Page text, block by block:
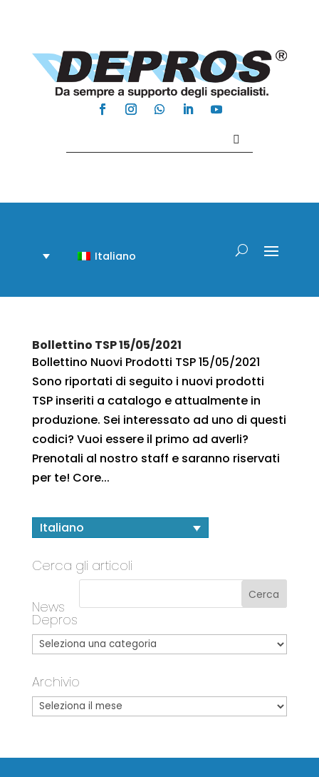
Italiano
Bollettino TSP 15/05/2021
Bollettino Nuovi Prodotti TSP 15/05/2021
Sono riportati di seguito i nuovi prodotti
TSP inseriti a catalogo e attualmente in
produzione. Sei interessato ad uno di questi
codici? Vuoi essere il primo ad averli?
Prenotali al nostro staff e saranno riservati
per te! Core...
Italiano
Cerca gli articoli
News
Depros
Archivio